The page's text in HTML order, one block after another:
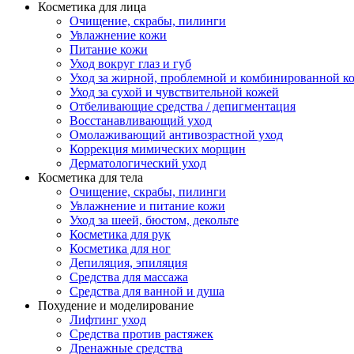
Косметика для лица
Очищение, скрабы, пилинги
Увлажнение кожи
Питание кожи
Уход вокруг глаз и губ
Уход за жирной, проблемной и комбинированной
Уход за сухой и чувствительной кожей
Отбеливающие средства / депигментация
Восстанавливающий уход
Омолаживающий антивозрастной уход
Коррекция мимических морщин
Дерматологический уход
Косметика для тела
Очищение, скрабы, пилинги
Увлажнение и питание кожи
Уход за шеей, бюстом, декольте
Косметика для рук
Косметика для ног
Депиляция, эпиляция
Средства для массажа
Средства для ванной и душа
Похудение и моделирование
Лифтинг уход
Средства против растяжек
Дренажные средства